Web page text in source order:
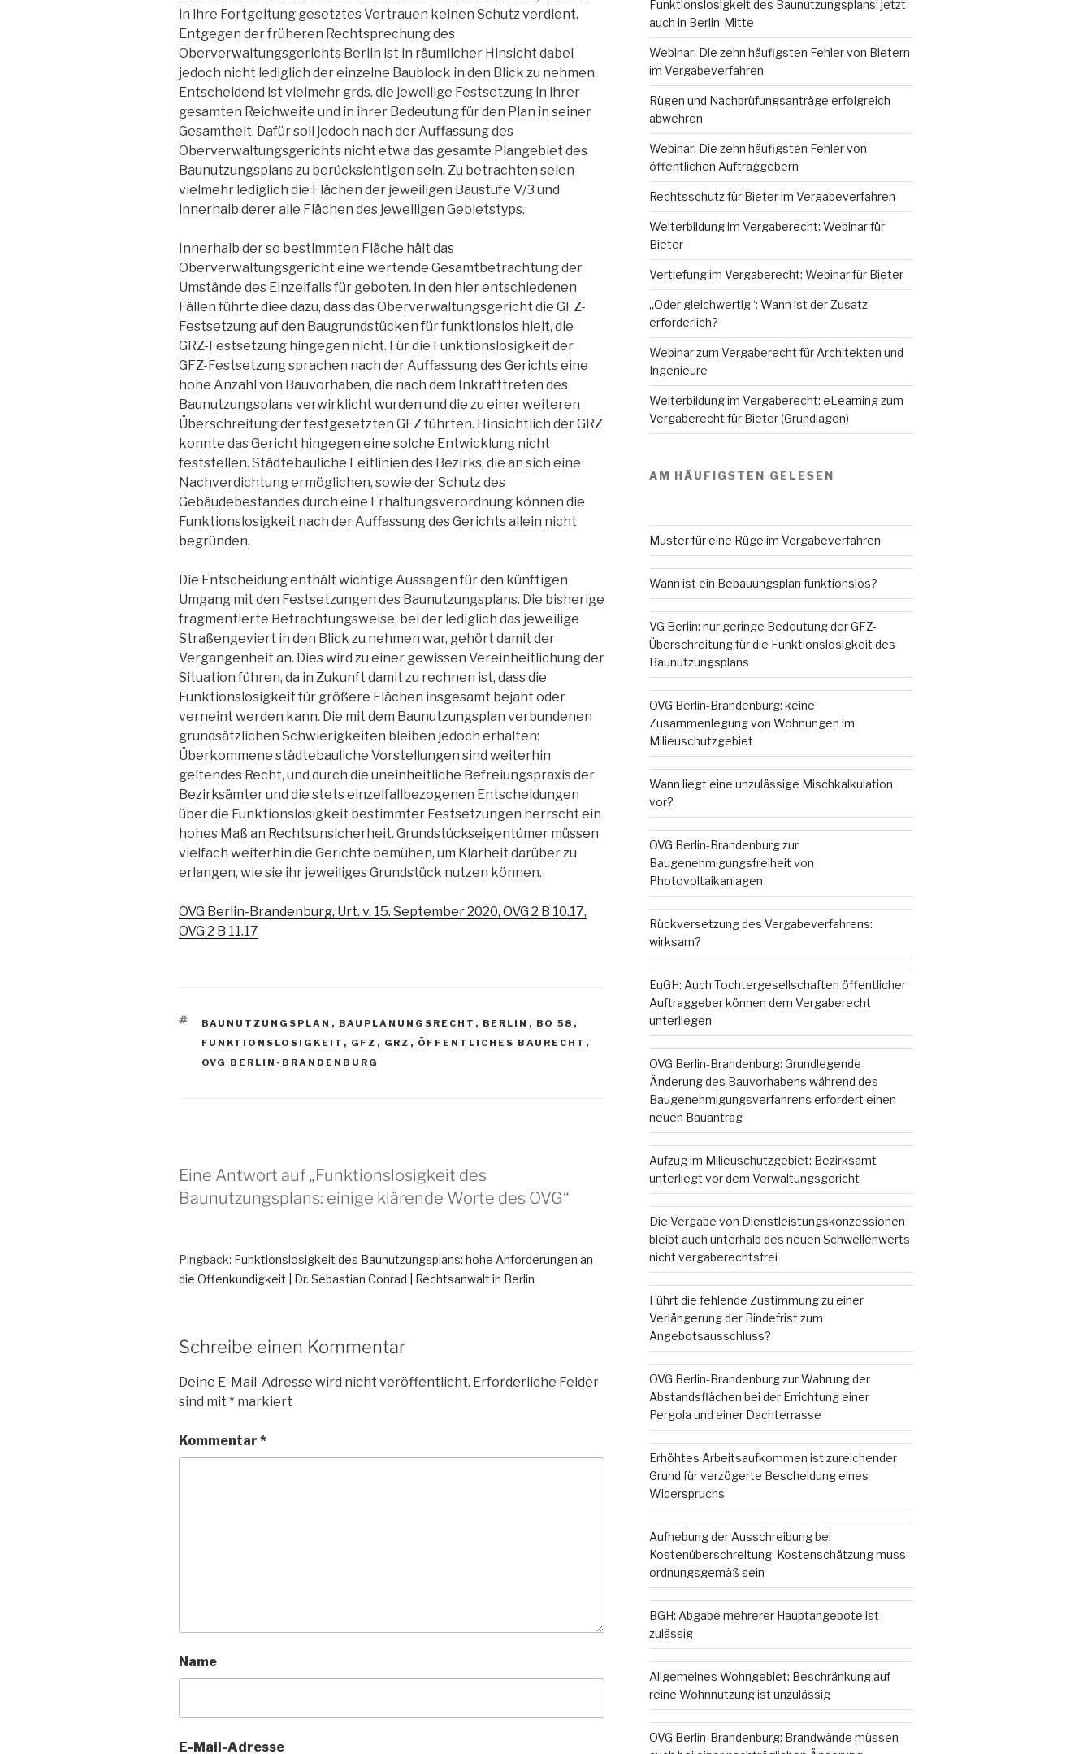
in ihre Fortgeltung gesetztes Vertrauen keinen Schutz verdient.
Entgegen der früheren Rechtsprechung des
Oberverwaltungsgerichts Berlin ist in räumlicher Hinsicht dabei
jedoch nicht lediglich der einzelne Baublock in den Blick zu nehmen.
Entscheidend ist vielmehr grds. die jeweilige Festsetzung in ihrer
gesamten Reichweite und in ihrer Bedeutung für den Plan in seiner
Gesamtheit. Dafür soll jedoch nach der Auffassung des
Oberverwaltungsgerichts nicht etwa das gesamte Plangebiet des
Baunutzungsplans zu berücksichtigen sein. Zu betrachten seien
vielmehr lediglich die Flächen der jeweiligen Baustufe V/3 und
innerhalb derer alle Flächen des jeweiligen Gebietstyps.
Innerhalb der so bestimmten Fläche hält das
Oberverwaltungsgericht eine wertende Gesamtbetrachtung der
Umstände des Einzelfalls für geboten. In den hier entschiedenen
Fällen führte diee dazu, dass das Oberverwaltungsgericht die GFZ-
Festsetzung auf den Baugrundstücken für funktionslos hielt, die
GRZ-Festsetzung hingegen nicht. Für die Funktionslosigkeit der
GFZ-Festsetzung sprachen nach der Auffassung des Gerichts eine
hohe Anzahl von Bauvorhaben, die nach dem Inkrafttreten des
Baunutzungsplans verwirklicht wurden und die zu einer weiteren
Überschreitung der festgesetzten GFZ führten. Hinsichtlich der GRZ
konnte das Gericht hingegen eine solche Entwicklung nicht
feststellen. Städtebauliche Leitlinien des Bezirks, die an sich eine
Nachverdichtung ermöglichen, sowie der Schutz des
Gebäudebestandes durch eine Erhaltungsverordnung können die
Funktionslosigkeit nach der Auffassung des Gerichts allein nicht
begründen.
Die Entscheidung enthält wichtige Aussagen für den künftigen
Umgang mit den Festsetzungen des Baunutzungsplans. Die bisherige
fragmentierte Betrachtungsweise, bei der lediglich das jeweilige
Straßengeviert in den Blick zu nehmen war, gehört damit der
Vergangenheit an. Dies wird zu einer gewissen Vereinheitlichung der
Situation führen, da in Zukunft damit zu rechnen ist, dass die
Funktionslosigkeit für größere Flächen insgesamt bejaht oder
verneint werden kann. Die mit dem Baunutzungsplan verbundenen
grundsätzlichen Schwierigkeiten bleiben jedoch erhalten:
Überkommene städtebauliche Vorstellungen sind weiterhin
geltendes Recht, und durch die uneinheitliche Befreiungspraxis der
Bezirksämter und die stets einzelfallbezogenen Entscheidungen
über die Funktionslosigkeit bestimmter Festsetzungen herrscht ein
hohes Maß an Rechtsunsicherheit. Grundstückseigentümer müssen
vielfach weiterhin die Gerichte bemühen, um Klarheit darüber zu
erlangen, wie sie ihr jeweiliges Grundstück nutzen können.
OVG Berlin-Brandenburg, Urt. v. 15. September 2020, OVG 2 B 10.17,
OVG 2 B 11.17
SCHLAGWÖRTER
BAUNUTZUNGSPLAN , BAUPLANUNGSRECHT , BERLIN , BO 58 ,
FUNKTIONSLOSIGKEIT , GFZ , GRZ , ÖFFENTLICHES BAURECHT ,
OVG BERLIN-BRANDENBURG
Eine Antwort auf „Funktionslosigkeit des
Baunutzungsplans: einige klärende Worte des OVG“
Pingback: Funktionslosigkeit des Baunutzungsplans: hohe Anforderungen an
die Offenkundigkeit | Dr. Sebastian Conrad | Rechtsanwalt in Berlin
Schreibe einen Kommentar
Deine E-Mail-Adresse wird nicht veröffentlicht. Erforderliche Felder
sind mit * markiert
Kommentar *
Name
E-Mail-Adresse
Funktionslosigkeit des Baunutzungsplans: jetzt
auch in Berlin-Mitte
Webinar: Die zehn häufigsten Fehler von Bietern
im Vergabeverfahren
Rügen und Nachprüfungsanträge erfolgreich
abwehren
Webinar: Die zehn häufigsten Fehler von
öffentlichen Auftraggebern
Rechtsschutz für Bieter im Vergabeverfahren
Weiterbildung im Vergaberecht: Webinar für
Bieter
Vertiefung im Vergaberecht: Webinar für Bieter
„Oder gleichwertig“: Wann ist der Zusatz
erforderlich?
Webinar zum Vergaberecht für Architekten und
Ingenieure
Weiterbildung im Vergaberecht: eLearning zum
Vergaberecht für Bieter (Grundlagen)
AM HÄUFIGSTEN GELESEN
Muster für eine Rüge im Vergabeverfahren
Wann ist ein Bebauungsplan funktionslos?
VG Berlin: nur geringe Bedeutung der GFZ-
Überschreitung für die Funktionslosigkeit des
Baunutzungsplans
OVG Berlin-Brandenburg: keine
Zusammenlegung von Wohnungen im
Milieuschutzgebiet
Wann liegt eine unzulässige Mischkalkulation
vor?
OVG Berlin-Brandenburg zur
Baugenehmigungsfreiheit von
Photovoltaikanlagen
Rückversetzung des Vergabeverfahrens:
wirksam?
EuGH: Auch Tochtergesellschaften öffentlicher
Auftraggeber können dem Vergaberecht
unterliegen
OVG Berlin-Brandenburg: Grundlegende
Änderung des Bauvorhabens während des
Baugenehmigungsverfahrens erfordert einen
neuen Bauantrag
Aufzug im Milieuschutzgebiet: Bezirksamt
unterliegt vor dem Verwaltungsgericht
Die Vergabe von Dienstleistungskonzessionen
bleibt auch unterhalb des neuen Schwellenwerts
nicht vergaberechtsfrei
Führt die fehlende Zustimmung zu einer
Verlängerung der Bindefrist zum
Angebotsausschluss?
OVG Berlin-Brandenburg zur Wahrung der
Abstandsflächen bei der Errichtung einer
Pergola und einer Dachterrasse
Erhöhtes Arbeitsaufkommen ist zureichender
Grund für verzögerte Bescheidung eines
Widerspruchs
Aufhebung der Ausschreibung bei
Kostenüberschreitung: Kostenschätzung muss
ordnungsgemäß sein
BGH: Abgabe mehrerer Hauptangebote ist
zulässig
Allgemeines Wohngebiet: Beschränkung auf
reine Wohnnutzung ist unzulässig
OVG Berlin-Brandenburg: Brandwände müssen